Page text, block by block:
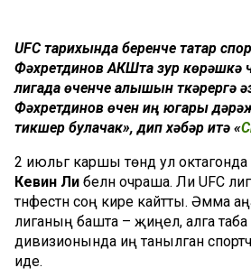
UFC тарихында беренче татар
Фәхретдинов АКШта зур көрәшкә
лигада өченче алышын үткәрергә
Фәхретдинов өчен иң югары
тикшерү булачак», дип хәбәр итә «
2 июльгә каршы төндә ул
Кевин Ли белән очраша. Ли UFC
тәнәфестән соң кире кайтты. Әмма
лиганың башта – җиңел, алга
дивизионында иң танылган
иде.